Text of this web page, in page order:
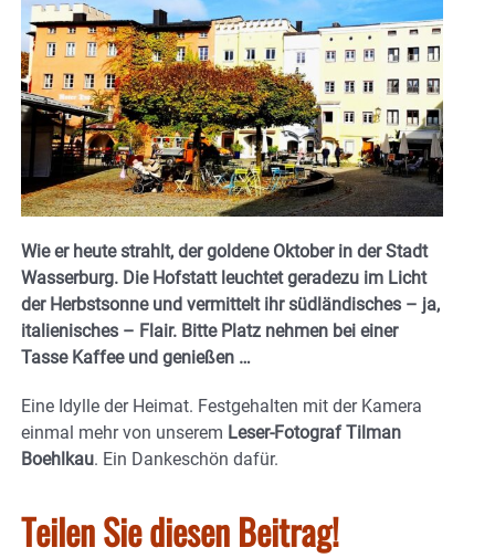
Wie er heute strahlt, der goldene Oktober in der Stadt
Wasserburg. Die Hofstatt leuchtet geradezu im Licht
der Herbstsonne und vermittelt ihr südländisches – ja,
italienisches – Flair. Bitte Platz nehmen bei einer
Tasse Kaffee und genießen …
Eine Idylle der Heimat. Festgehalten mit der Kamera
einmal mehr von unserem Leser-Fotograf Tilman
Boehlkau. Ein Dankeschön dafür.
Teilen Sie diesen Beitrag!